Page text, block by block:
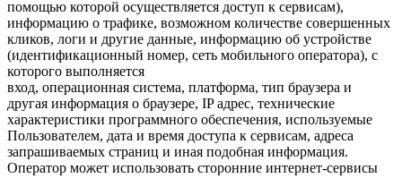
помощью которой осуществляется доступ к сервисам),
информацию о трафике, возможном количестве совершенных
кликов, логи и другие данные, информацию об устройстве
(идентификационный номер, сеть мобильного оператора), с
которого выполняется
вход, операционная система, платформа, тип браузера и
другая информация о браузере, IP адрес, технические
характеристики программного обеспечения, используемые
Пользователем, дата и время доступа к сервисам, адреса
запрашиваемых страниц и иная подобная информация.
Оператор может использовать сторонние интернет-сервисы